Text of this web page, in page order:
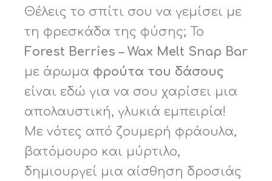
Θέλεις το σπίτι σου να γεμίσει με
τη φρεσκάδα της φύσης; Το
Forest Berries – Wax Melt Snap Bar
με άρωμα φρούτα του δάσους
είναι εδώ για να σου χαρίσει μια
απολαυστική, γλυκιά εμπειρία!
Με νότες από ζουμερή φράουλα,
βατόμουρο και μύρτιλο,
δημιουργεί μια αίσθηση δροσιάς